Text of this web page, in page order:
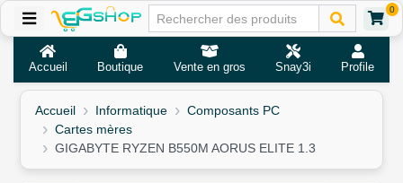
0
Accueil Boutique Vente en gros Snay3i Profile
Accueil Informatique
Composants PC
Cartes mères
GIGABYTE RYZEN B550M AORUS ELITE 1.3